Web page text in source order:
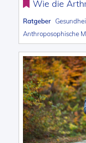
Wie die
Ratgeber
Anthroposophische